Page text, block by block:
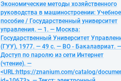
Экономические методы хозяйственного
руководства в машиностроении: Учебное
пособие / Государственный университет
управления. — 1. — Москва:
Государственный Университет
(ГУУ), 1977. — 49 с. — ВО - Бакалавриат. —
Доступ по паролю из сети Интернет
(чтение). —
<URL:https://znanium.com/catalog/